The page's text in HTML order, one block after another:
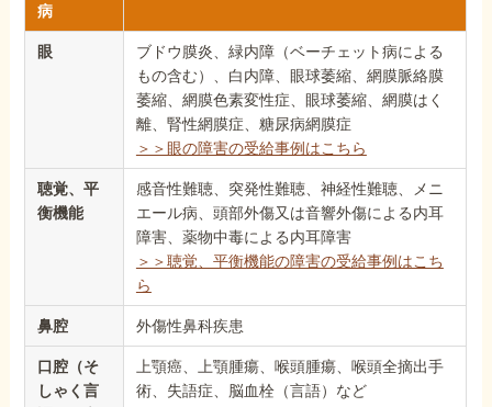
病
眼
ブドウ膜炎、緑内障（ベーチェット病による
もの含む）、白内障、眼球萎縮、網膜脈絡膜
萎縮、網膜色素変性症、眼球萎縮、網膜はく
離、腎性網膜症、糖尿病網膜症
＞＞眼の障害の受給事例はこちら
聴覚、平
衡機能
感音性難聴、突発性難聴、神経性難聴、メニ
エール病、頭部外傷又は音響外傷による内耳
障害、薬物中毒による内耳障害
＞＞聴覚、平衡機能の障害の受給事例はこち
ら
鼻腔 外傷性鼻科疾患
口腔（そ
しゃく言
上顎癌、上顎腫瘍、喉頭腫瘍、喉頭全摘出手
術、失語症、脳血栓（言語）など